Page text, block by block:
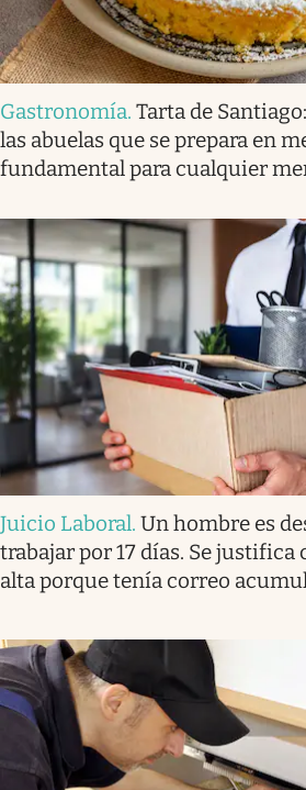
Gastronomía. Tarta de
las abuelas que se prepara en
fundamental para cualquier
Juicio Laboral. Un hombre es
trabajar por 17 días. Se justifica
alta porque tenía correo